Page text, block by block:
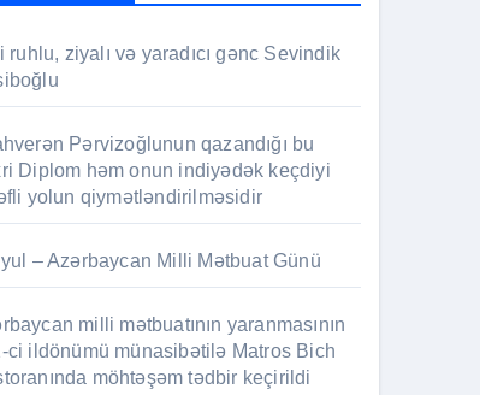
ruhlu, ziyalı və yaradıcı gənc Sevindik
Pərvizoğlunun qazandığı bu
Diplom həm onun indiyədək keçdiyi
yolun qiymətləndirilməsidir
– Azərbaycan Milli Mətbuat Günü
milli mətbuatının yaranmasının
ci ildönümü münasibətilə Matros Bich
möhtəşəm tədbir keçirildi